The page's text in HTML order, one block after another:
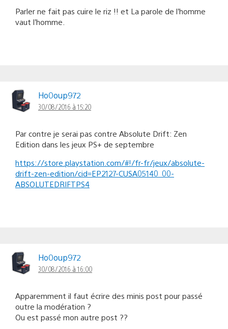
Parler ne fait pas cuire le riz !! et La parole de l’homme
vaut l’homme.
Ho0oup972
30/08/2016 à 15:20
Par contre je serai pas contre Absolute Drift: Zen
Edition dans les jeux PS+ de septembre
https://store.playstation.com/#!/fr-fr/jeux/absolute-
drift-zen-edition/cid=EP2127-CUSA05140_00-
ABSOLUTEDRIFTPS4
Ho0oup972
30/08/2016 à 16:00
Apparemment il faut écrire des minis post pour passé
outre la modération ?
Ou est passé mon autre post ??